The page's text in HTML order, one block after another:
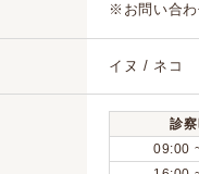
※お問い合わ
イヌ / ネコ
診
09:00